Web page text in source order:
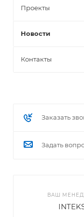
Проекты
Новости
Контакты
Заказать
Задать
ВАШ